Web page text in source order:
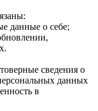
данные о себе;
сведения о
данных
в